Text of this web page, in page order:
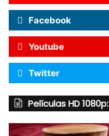
Facebook
Youtube
Twitter
Películas HD 1080p: